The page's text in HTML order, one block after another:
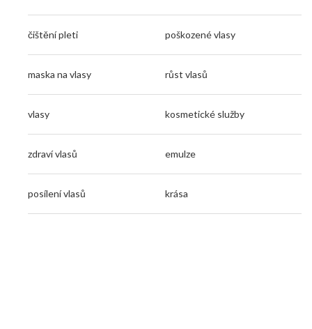
čištění pleti poškozené vlasy
maska na vlasy růst vlasů
vlasy kosmetické služby
zdraví vlasů emulze
posílení vlasů krása